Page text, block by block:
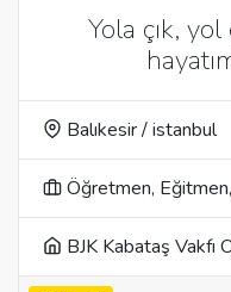
Yola çık,
Balıkesir / istanbul
Öğretmen,
BJK Kabataş Vakfı